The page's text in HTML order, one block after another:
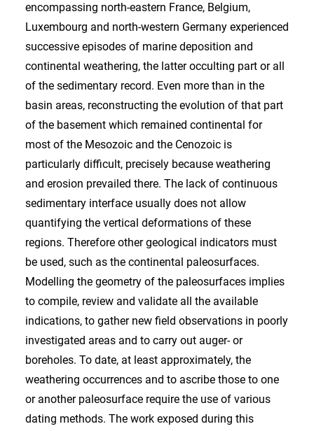
encompassing north-eastern France, Belgium,
Luxembourg and north-western Germany experienced
successive episodes of marine deposition and
continental weathering, the latter occulting part or all
of the sedimentary record. Even more than in the
basin areas, reconstructing the evolution of that part
of the basement which remained continental for
most of the Mesozoic and the Cenozoic is
particularly difficult, precisely because weathering
and erosion prevailed there. The lack of continuous
sedimentary interface usually does not allow
quantifying the vertical deformations of these
regions. Therefore other geological indicators must
be used, such as the continental paleosurfaces.
Modelling the geometry of the paleosurfaces implies
to compile, review and validate all the available
indications, to gather new field observations in poorly
investigated areas and to carry out auger- or
boreholes. To date, at least approximately, the
weathering occurrences and to ascribe those to one
or another paleosurface require the use of various
dating methods. The work exposed during this